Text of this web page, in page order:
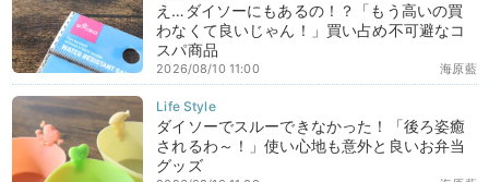
え…ダイソーにもあるの！？「もう高いの買
わなくて良いじゃん！」買い占め不可避なコ
スパ商品
海原藍
2026/08/10 11:00
ダイソーでスルーできなかった！「後ろ姿癒
されるわ～！」使い心地も意外と良いお弁当
グッズ